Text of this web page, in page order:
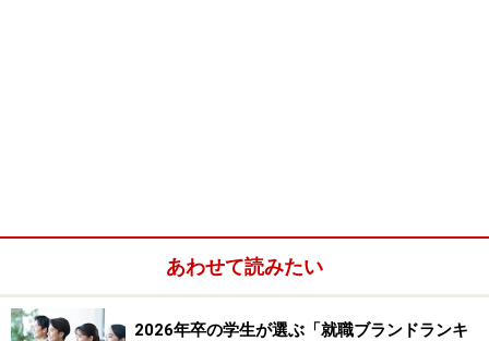
る。
軸とサブの会社研究から派生する会社を追加してい
く。
あわせて読みたい
2026年卒の学生が選ぶ「就職ブランドランキ